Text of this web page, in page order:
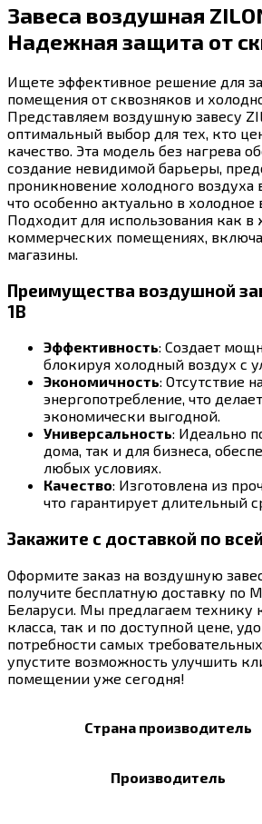
Завеса воздушная
Надежная защита от
Ищете эффективное решение для
помещения от сквозняков и
Представляем воздушную завесу
оптимальный выбор для тех, кто
качество. Эта модель без нагрева
создание невидимой барьеры,
проникновение холодного
что особенно актуально в холодное
Подходит для использования как в
коммерческих помещениях,
магазины.
Преимущества воздушной
1B
Эффективность: Создает
блокируя холодный воздух с
Экономичность: Отсутствие
энергопотребление, что
экономически выгодной.
Универсальность: Идеально
дома, так и для бизнеса,
любых условиях.
Качество: Изготовлена из
что гарантирует длительный
Закажите с доставкой по
Оформите заказ на воздушную
получите бесплатную доставку по
Беларуси. Мы предлагаем технику
класса, так и по доступной цене,
потребности самых
упустите возможность улучшить
помещении уже сегодня!
Страна производитель
Производитель